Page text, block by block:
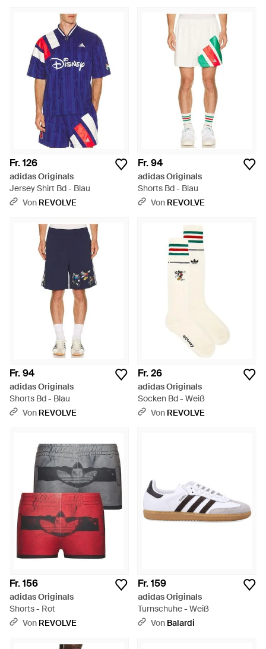
Fr. 126
adidas Originals
Jersey Shirt Bd - Blau
Von REVOLVE
Fr. 94
adidas Originals
Shorts Bd - Blau
Von REVOLVE
Fr. 94
adidas Originals
Shorts Bd - Blau
Von REVOLVE
Fr. 26
adidas Originals
Socken Bd - Weiß
Von REVOLVE
Fr. 156
adidas Originals
Shorts - Rot
Von REVOLVE
Fr. 159
adidas Originals
Turnschuhe - Weiß
Von Balardi